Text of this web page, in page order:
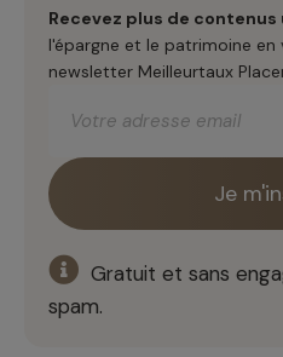
Recevez plus de
l'épargne et le patrimoine en
newsletter Meilleurtaux
Gratuit et sans
spam.